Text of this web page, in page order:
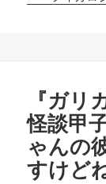
『ガ
怪談甲
ゃんの
すけど